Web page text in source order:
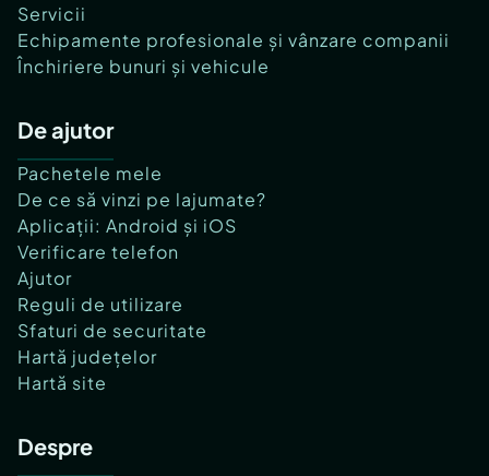
Servicii
Echipamente profesionale și vânzare companii
Închiriere bunuri și vehicule
De ajutor
Pachetele mele
De ce să vinzi pe lajumate?
Aplicații: Android și iOS
Verificare telefon
Ajutor
Reguli de utilizare
Sfaturi de securitate
Hartă județelor
Hartă site
Despre